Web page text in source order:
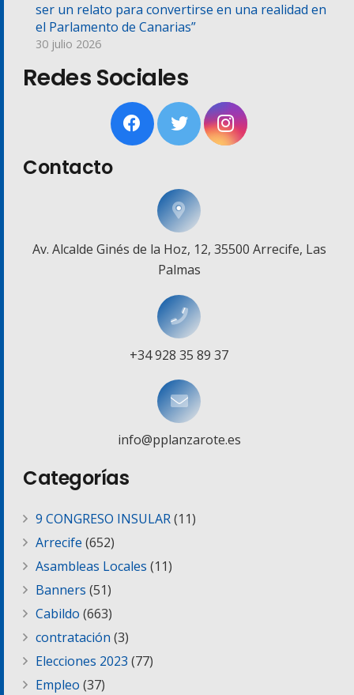
ser un relato para convertirse en una realidad en
el Parlamento de Canarias”
30 julio 2026
Redes Sociales
Contacto
Av. Alcalde Ginés de la Hoz, 12, 35500 Arrecife, Las
Palmas
+34 928 35 89 37
info@pplanzarote.es
Categorías
9 CONGRESO INSULAR(11)
Arrecife (652)
Asambleas Locales (11)
Banners (51)
Cabildo (663)
contratación (3)
Elecciones 2023 (77)
Empleo (37)